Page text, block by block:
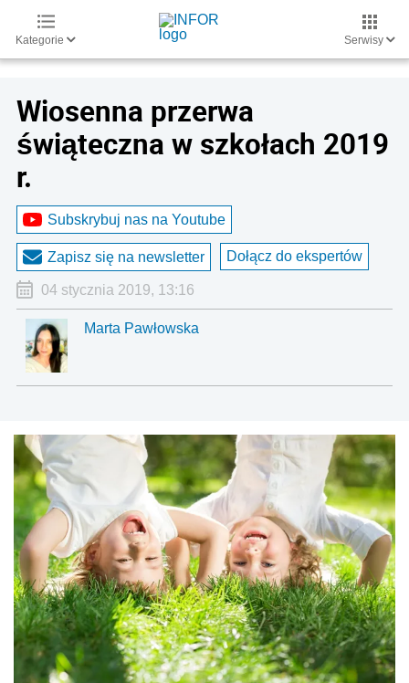
Kategorie Serwisy
Wiosenna przerwa
świąteczna w szkołach 2019
r.
Subskrybuj nas na Youtube
Zapisz się na newsletter Dołącz do ekspertów
04 stycznia 2019, 13:16
Marta Pawłowska